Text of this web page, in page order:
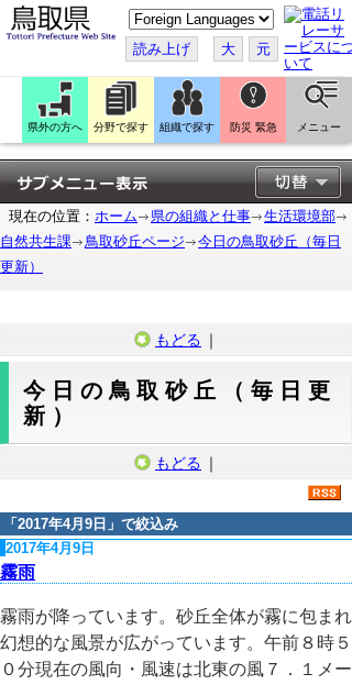
こ
の
ペ
ー
ジ
翻
訳
す
る
読み上げ 大 元
県外の方へ 分野で探す 組織で探す 防災 緊急 メニュー
現在の位置： ホーム 県の組織と仕事
生活環境部
自然共生課
鳥取砂丘ページ
今日の鳥取砂丘（毎日
更新）
もどる ｜
今日の鳥取砂丘（毎日更
新）
もどる ｜
「 2017年4月9日 」で絞込み
2017年4月9日
霧雨
霧雨が降っています。砂丘全体が霧に包まれ
幻想的な風景が広がっています。午前８時５
０分現在の風向・風速は北東の風７．１メー